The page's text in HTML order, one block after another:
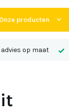
Onze producten
op maat